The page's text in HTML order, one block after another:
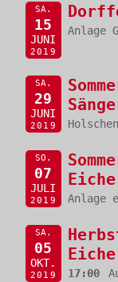
SA.
15
JUNI
2019
Anlage
SA.
29
JUNI
2019
SO.
07
JULI
2019
Eiche
Anlage
SA.
05
OKT.
2019
Eiche
17:00